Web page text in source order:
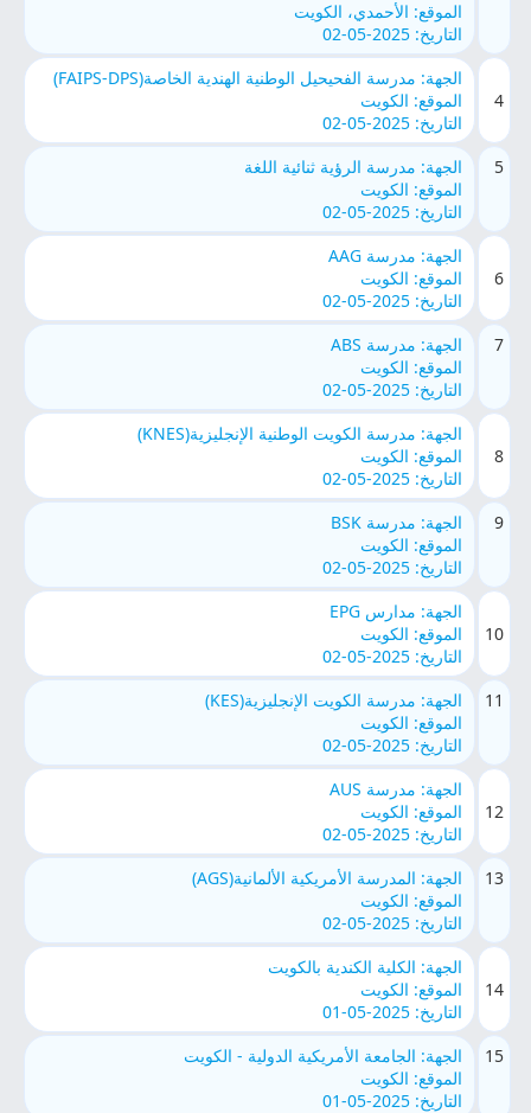
الموقع: الأحمدي، الكويت
التاريخ: 2025-05-02
4
الجهة: مدرسة الفحيحيل الوطنية الهندية الخاصة(FAIPS-DPS)
الموقع: الكويت
التاريخ: 2025-05-02
5
الجهة: مدرسة الرؤية ثنائية اللغة
الموقع: الكويت
التاريخ: 2025-05-02
6
الجهة: مدرسة AAG
الموقع: الكويت
التاريخ: 2025-05-02
7
الجهة: مدرسة ABS
الموقع: الكويت
التاريخ: 2025-05-02
8
الجهة: مدرسة الكويت الوطنية الإنجليزية(KNES)
الموقع: الكويت
التاريخ: 2025-05-02
9
الجهة: مدرسة BSK
الموقع: الكويت
التاريخ: 2025-05-02
10
الجهة: مدارس EPG
الموقع: الكويت
التاريخ: 2025-05-02
11
الجهة: مدرسة الكويت الإنجليزية(KES)
الموقع: الكويت
التاريخ: 2025-05-02
12
الجهة: مدرسة AUS
الموقع: الكويت
التاريخ: 2025-05-02
13
الجهة: المدرسة الأمريكية الألمانية(AGS)
الموقع: الكويت
التاريخ: 2025-05-02
14
الجهة: الكلية الكندية بالكويت
الموقع: الكويت
التاريخ: 2025-05-01
15
الجهة: الجامعة الأمريكية الدولية - الكويت
الموقع: الكويت
التاريخ: 2025-05-01